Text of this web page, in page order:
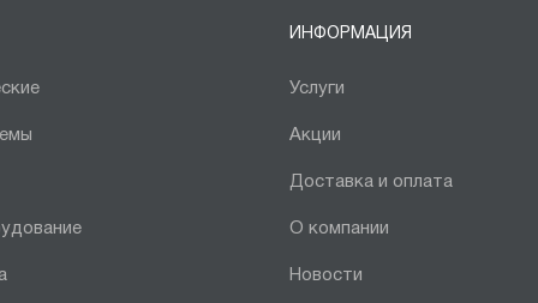
ИНФОРМАЦИЯ
Услуги
Акции
Доставка и оплата
О компании
Новости